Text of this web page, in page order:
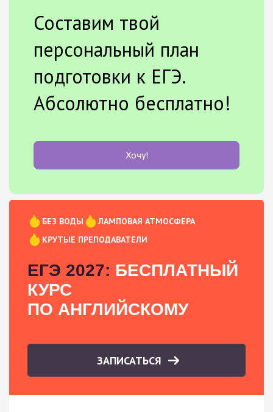
Составим твой
персональный план
подготовки к ЕГЭ.
Абсолютно бесплатно!
Хочу!
БЕЗ ВОДЫ
ЛАМПОВАЯ АТМОСФЕРА
КРУТЫЕ ПРЕПОДАВАТЕЛИ
ЕГЭ 2027: БЕСПЛАТНЫЙ
КУРС
ПО АНГЛИЙСКОМУ
ЗАПИСАТЬСЯ